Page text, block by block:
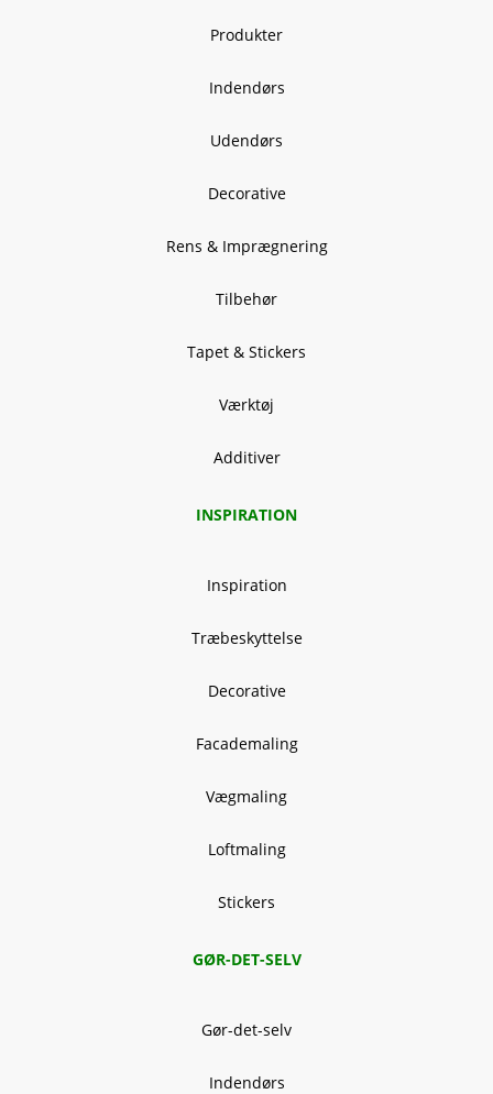
Produkter
Indendørs
Udendørs
Decorative
Rens & Imprægnering
Tilbehør
Tapet & Stickers
Værktøj
Additiver
INSPIRATION
Inspiration
Træbeskyttelse
Decorative
Facademaling
Vægmaling
Loftmaling
Stickers
GØR-DET-SELV
Gør-det-selv
Indendørs